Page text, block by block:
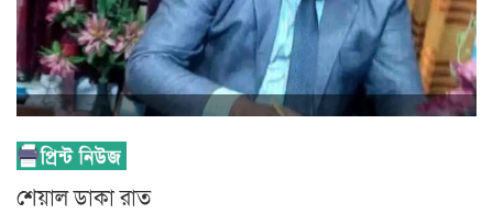
শেয়াল ডাকা রাত